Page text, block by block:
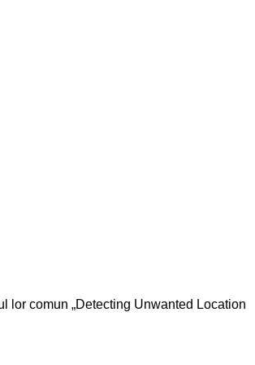
lor comun „Detecting Unwanted Location